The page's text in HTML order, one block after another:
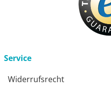
Service
Widerrufsrecht